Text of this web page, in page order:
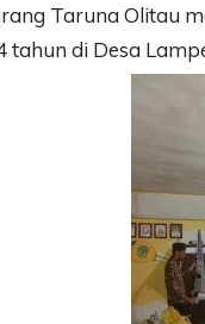
Taruna Olitau
tahun di Desa